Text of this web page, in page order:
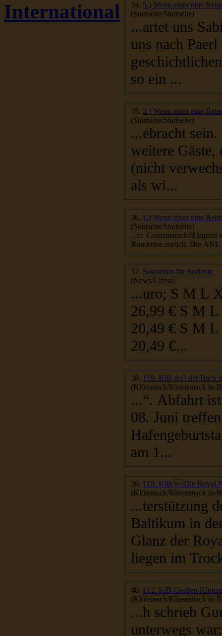
International
34. 5.) Wenn einer eine
(Startseite/Startseite)
...artet uns Sabine mit
uns nach
so ein ...
35. 3.) Wenn einer eine
(Startseite/Startseite)
...ebracht sein.
weitere
(nicht verwechseln mit ein machen ) Am späten Nachmittag
als wi...
36. 1.) Wenn einer eine
(Startseite/Startseite)
...m Containerschiff.Irgend
Rundreise
37. Souvenirs für Seeleute
(News/Latest)
...uro; S M L XL XXL Frauen T-Shirt beidseitig bedruckt
20,49 €...
38. 119. KiB Auf der Back
(Klönsnack/Kloensnack in-
...“. Abfahrt ist
08. Juni
Hafengeburtstag in
am 1...
39. 118. KiB  Die Royal
(Klönsnack/Kloensnack in-
...terstützung
Baltikum in
Glanz der
liegen im
40. 112. KiB Großen
(Klönsnack/Kloensnack in-
...h schrieb
unterwegs